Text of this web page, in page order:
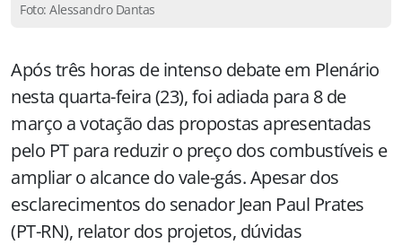
Foto: Alessandro Dantas
Após três horas de intenso debate em Plenário
nesta quarta-feira (23), foi adiada para 8 de
março a votação das propostas apresentadas
pelo PT para reduzir o preço dos combustíveis e
ampliar o alcance do vale-gás. Apesar dos
esclarecimentos do senador Jean Paul Prates
(PT-RN), relator dos projetos, dúvidas